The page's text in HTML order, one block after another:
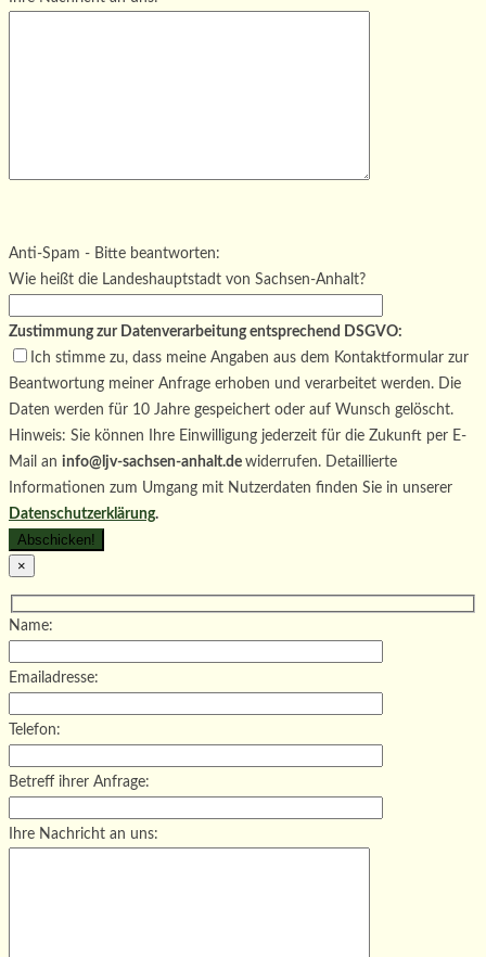
Bitte lasse dieses Feld leer.
Anti-Spam - Bitte beantworten:
Wie heißt die Landeshauptstadt von Sachsen-Anhalt?
Zustimmung zur Datenverarbeitung entsprechend DSGVO:
Ich stimme zu, dass meine Angaben aus dem Kontaktformular zur
Beantwortung meiner Anfrage erhoben und verarbeitet werden. Die
Daten werden für 10 Jahre gespeichert oder auf Wunsch gelöscht.
Hinweis: Sie können Ihre Einwilligung jederzeit für die Zukunft per E-
Mail an info@ljv-sachsen-anhalt.de widerrufen. Detaillierte
Informationen zum Umgang mit Nutzerdaten finden Sie in unserer
Datenschutzerklärung.
×
Name:
Emailadresse:
Telefon:
Betreff ihrer Anfrage:
Ihre Nachricht an uns: